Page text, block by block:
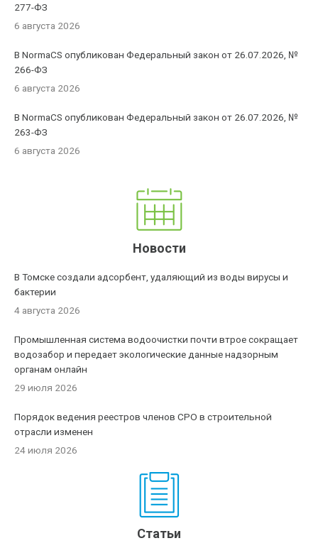
277-ФЗ
6 августа 2026
В NormaCS опубликован Федеральный закон от 26.07.2026, №
266-ФЗ
6 августа 2026
В NormaCS опубликован Федеральный закон от 26.07.2026, №
263-ФЗ
6 августа 2026
Новости
В Томске создали адсорбент, удаляющий из воды вирусы и
бактерии
4 августа 2026
Промышленная система водоочистки почти втрое сокращает
водозабор и передает экологические данные надзорным
органам онлайн
29 июля 2026
Порядок ведения реестров членов СРО в строительной
отрасли изменен
24 июля 2026
Статьи